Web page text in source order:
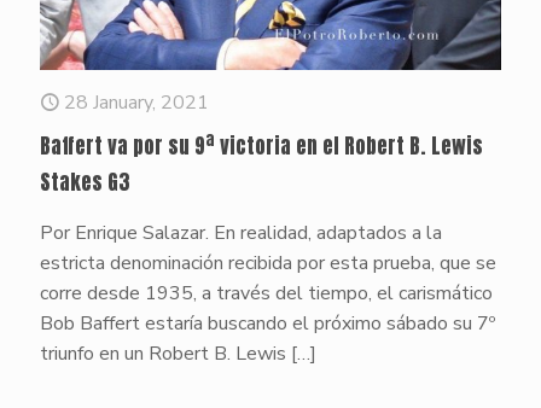
28 January, 2021
Baffert va por su 9ª victoria en el Robert B. Lewis
Stakes G3
Por Enrique Salazar. En realidad, adaptados a la
estricta denominación recibida por esta prueba, que se
corre desde 1935, a través del tiempo, el carismático
Bob Baffert estaría buscando el próximo sábado su 7º
triunfo en un Robert B. Lewis […]